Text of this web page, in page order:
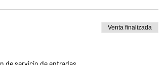
Venta finalizada